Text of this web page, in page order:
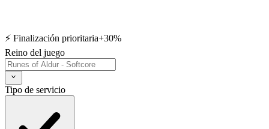
⚡ Finalización prioritaria+30%
Reino del juego
Tipo de servicio